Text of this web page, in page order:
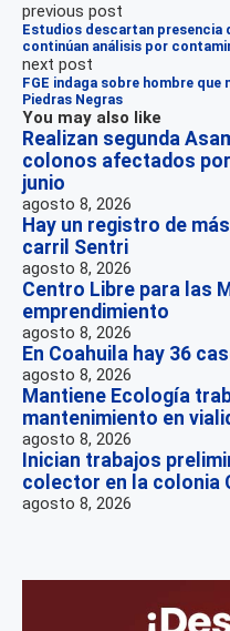
previous post
Estudios descartan presencia
continúan análisis por
next post
FGE indaga sobre hombre
Piedras Negras
You may also like
Realizan segunda
colonos afectados
junio
agosto 8, 2026
Hay un registro de
carril Sentri
agosto 8, 2026
Centro Libre para las
emprendimiento
agosto 8, 2026
En Coahuila hay 36
agosto 8, 2026
Mantiene Ecología
mantenimiento en
agosto 8, 2026
Inician trabajos
colector en la colonia
agosto 8, 2026